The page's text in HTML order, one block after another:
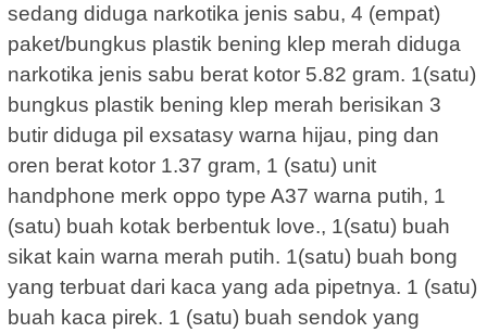
sedang diduga narkotika jenis sabu, 4 (empat)
paket/bungkus plastik bening klep merah diduga
narkotika jenis sabu berat kotor 5.82 gram. 1(satu)
bungkus plastik bening klep merah berisikan 3
butir diduga pil exsatasy warna hijau, ping dan
oren berat kotor 1.37 gram, 1 (satu) unit
handphone merk oppo type A37 warna putih, 1
(satu) buah kotak berbentuk love., 1(satu) buah
sikat kain warna merah putih. 1(satu) buah bong
yang terbuat dari kaca yang ada pipetnya. 1 (satu)
buah kaca pirek. 1 (satu) buah sendok yang